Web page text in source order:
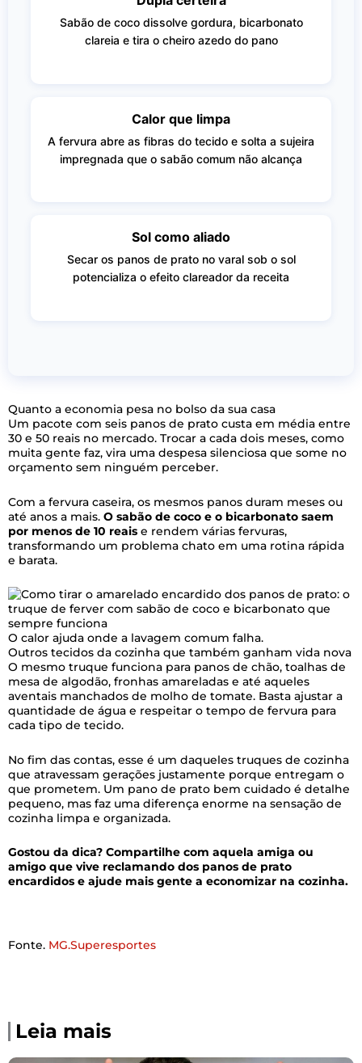
Sabão de coco dissolve gordura, bicarbonato
clareia e tira o cheiro azedo do pano
Calor que limpa
A fervura abre as fibras do tecido e solta a sujeira
impregnada que o sabão comum não alcança
Sol como aliado
Secar os panos de prato no varal sob o sol
potencializa o efeito clareador da receita
Quanto a economia pesa no bolso da sua casa
Um pacote com seis panos de prato custa em média entre
30 e 50 reais no mercado. Trocar a cada dois meses, como
muita gente faz, vira uma despesa silenciosa que some no
orçamento sem ninguém perceber.
Com a fervura caseira, os mesmos panos duram meses ou
até anos a mais. O sabão de coco e o bicarbonato saem
por menos de 10 reais e rendem várias fervuras,
transformando um problema chato em uma rotina rápida
e barata.
O calor ajuda onde a lavagem comum falha.
Outros tecidos da cozinha que também ganham vida nova
O mesmo truque funciona para panos de chão, toalhas de
mesa de algodão, fronhas amareladas e até aqueles
aventais manchados de molho de tomate. Basta ajustar a
quantidade de água e respeitar o tempo de fervura para
cada tipo de tecido.
No fim das contas, esse é um daqueles truques de cozinha
que atravessam gerações justamente porque entregam o
que prometem. Um pano de prato bem cuidado é detalhe
pequeno, mas faz uma diferença enorme na sensação de
cozinha limpa e organizada.
Gostou da dica? Compartilhe com aquela amiga ou
amigo que vive reclamando dos panos de prato
encardidos e ajude mais gente a economizar na cozinha.
Fonte. MG.Superesportes
Leia mais